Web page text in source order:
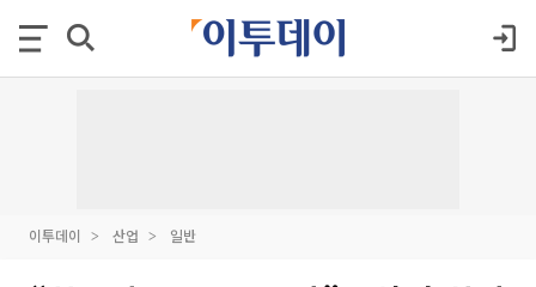
이투데이 산업 일반